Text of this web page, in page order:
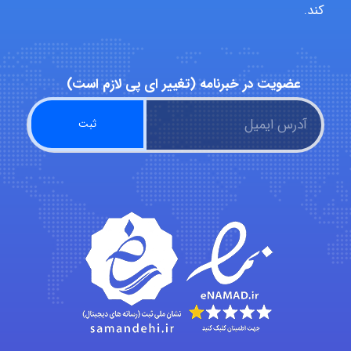
Alirez0990
hosein abdolvand
Kati
emami
کند.
عضویت در خبرنامه (تغییر ای پی لازم است)